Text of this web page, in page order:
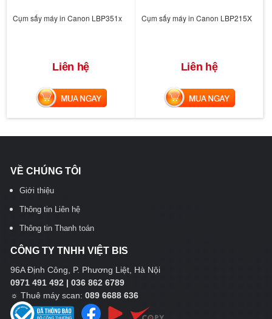
Cụm sấy máy in Canon LBP351x
Liên hệ
MUA NGAY
Cụm sấy máy in Canon LBP215X
Liên hệ
MUA NGAY
VỀ CHÚNG TÔI
Giới thiệu
Thông tin Liên hệ
Thông tin Thanh toán
CÔNG TY TNHH VIỆT BIS
96A Định Công, P. Phương Liệt, Hà Nội
0971 491 492 | 036 862 6789
☼ Thuê máy scan: 089 6688 636